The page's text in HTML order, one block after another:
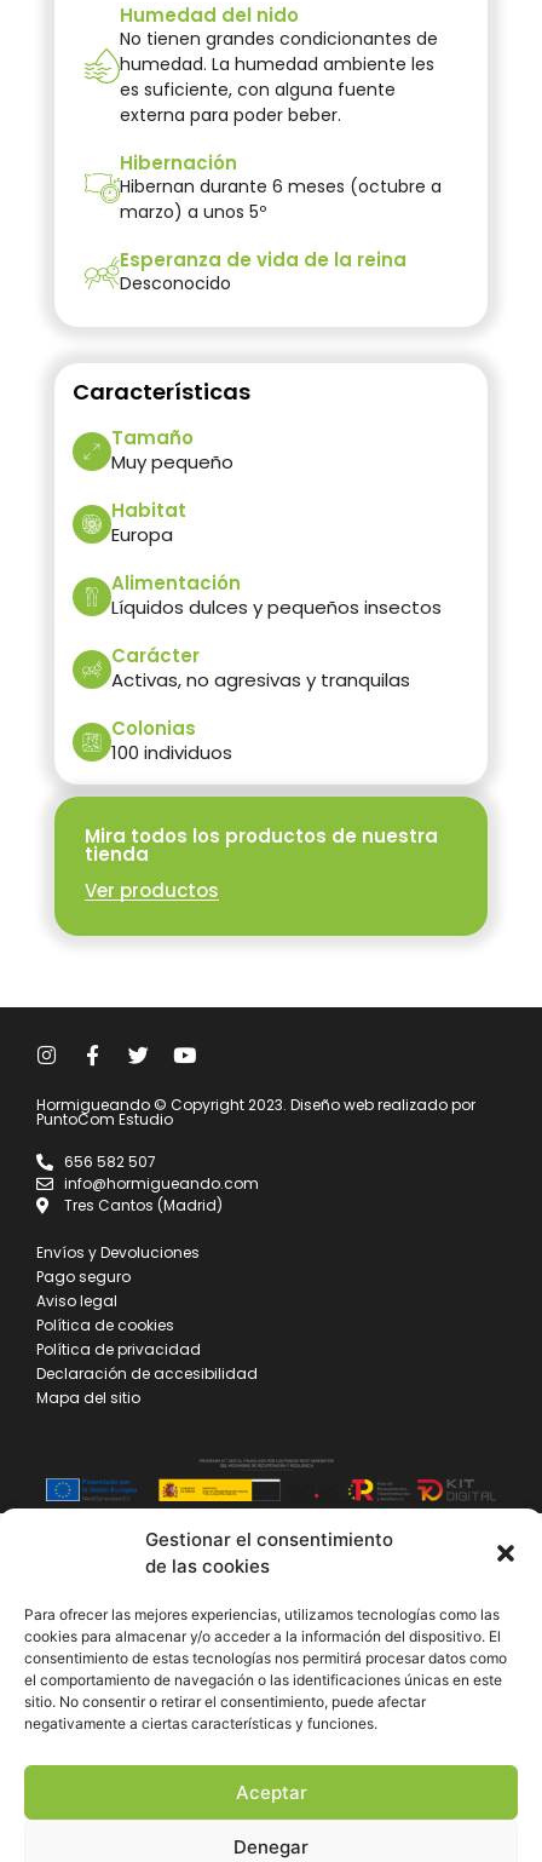
Gestionar el consentimiento
de las cookies
Para ofrecer las mejores experiencias, utilizamos tecnologías como las
cookies para almacenar y/o acceder a la información del dispositivo. El
consentimiento de estas tecnologías nos permitirá procesar datos como
el comportamiento de navegación o las identificaciones únicas en este
sitio. No consentir o retirar el consentimiento, puede afectar
negativamente a ciertas características y funciones.
Aceptar
Denegar
Humedad del nido
No tienen grandes condicionantes de
humedad. La humedad ambiente les
es suficiente, con alguna fuente
externa para poder beber.
Hibernación
Hibernan durante 6 meses (octubre a
marzo) a unos 5º
Esperanza de vida de la reina
Desconocido
Características
Tamaño
Muy pequeño
Habitat
Europa
Alimentación
Líquidos dulces y pequeños insectos
Carácter
Activas, no agresivas y tranquilas
Colonias
100 individuos
Mira todos los productos de nuestra
tienda
Ver productos
Hormigueando © Copyright 2023. Diseño web realizado por
PuntoCom Estudio
656 582 507
info@hormigueando.com
Tres Cantos (Madrid)
Envíos y Devoluciones
Pago seguro
Aviso legal
Política de cookies
Política de privacidad
Declaración de accesibilidad
Mapa del sitio